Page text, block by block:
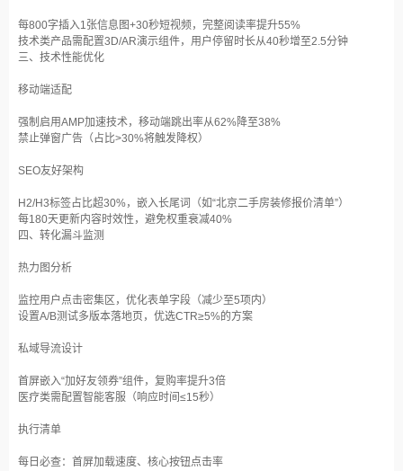
每800字插入1张信息图+30秒短视频，完整阅读率提升55%‌
技术类产品需配置3D/AR演示组件，用户停留时长从40秒增至2.5分钟‌
三、技术性能优化
移动端适配‌
强制启用AMP加速技术，移动端跳出率从62%降至38%‌
禁止弹窗广告（占比>30%将触发降权）‌
SEO友好架构‌
H2/H3标签占比超30%，嵌入长尾词（如“北京二手房装修报价清单”）‌
每180天更新内容时效性，避免权重衰减40%‌
四、转化漏斗监测
热力图分析‌
监控用户点击密集区，优化表单字段（减少至5项内）‌
设置A/B测试多版本落地页，优选CTR≥5%的方案‌
私域导流设计‌
首屏嵌入“加好友领券”组件，复购率提升3倍‌
医疗类需配置智能客服（响应时间≤15秒）‌
执行清单‌
每日必查：首屏加载速度、核心按钮点击率‌